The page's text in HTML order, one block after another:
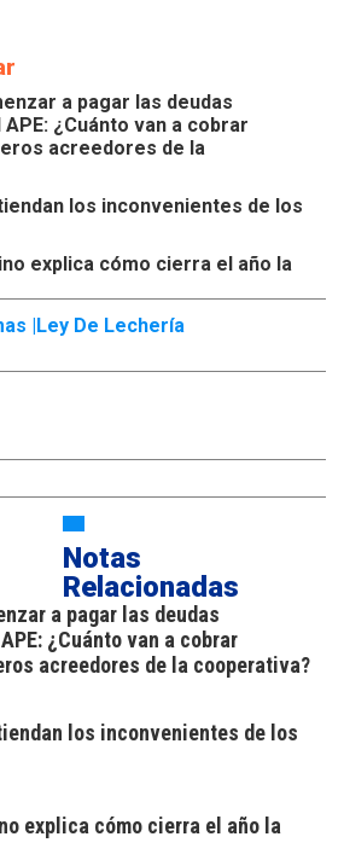
a pagar las deudas
¿Cuánto van a cobrar
acreedores de la
los inconvenientes de los
explica cómo cierra el año la
|
Ley De Lechería
Notas
Relacionadas
a pagar las deudas
¿Cuánto van a cobrar
acreedores de la cooperativa?
los inconvenientes de los
explica cómo cierra el año la